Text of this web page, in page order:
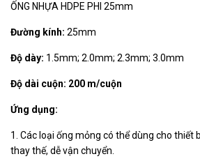
ỐNG NHỰA HDPE PHI 25mm
Đường kính: 25mm
Độ dày: 1.5mm; 2.0mm; 2.3mm; 3.0mm
Độ dài cuộn: 200 m/cuộn
Ứng dụng:
1. Các loại ống mỏng có thể dùng cho thiết
thay thế, dễ vận chuyển.